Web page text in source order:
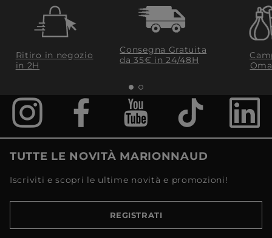
Ritiro in negozio
in 2H
Consegna Gratuita
da 35€​ in 24/48H
TUTTE LE NOVITÀ MARIONNAUD
Iscriviti e scopri le ultime novità e promozioni!
REGISTRATI